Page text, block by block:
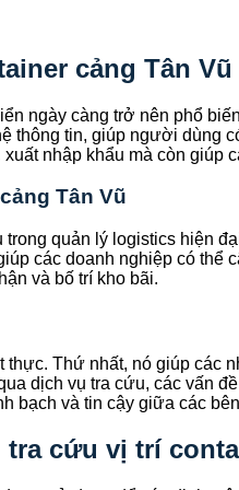
cảng Tân Vũ
ngày càng trở nên phổ
tin, giúp người dùng
nhập khẩu mà còn
Tân Vũ
quản lý logistics hiện
các doanh nghiệp có
và bố trí kho bãi.
Thứ nhất, nó giúp các
dịch vụ tra cứu, các vấn
và tin cậy giữa các
cứu vị trí